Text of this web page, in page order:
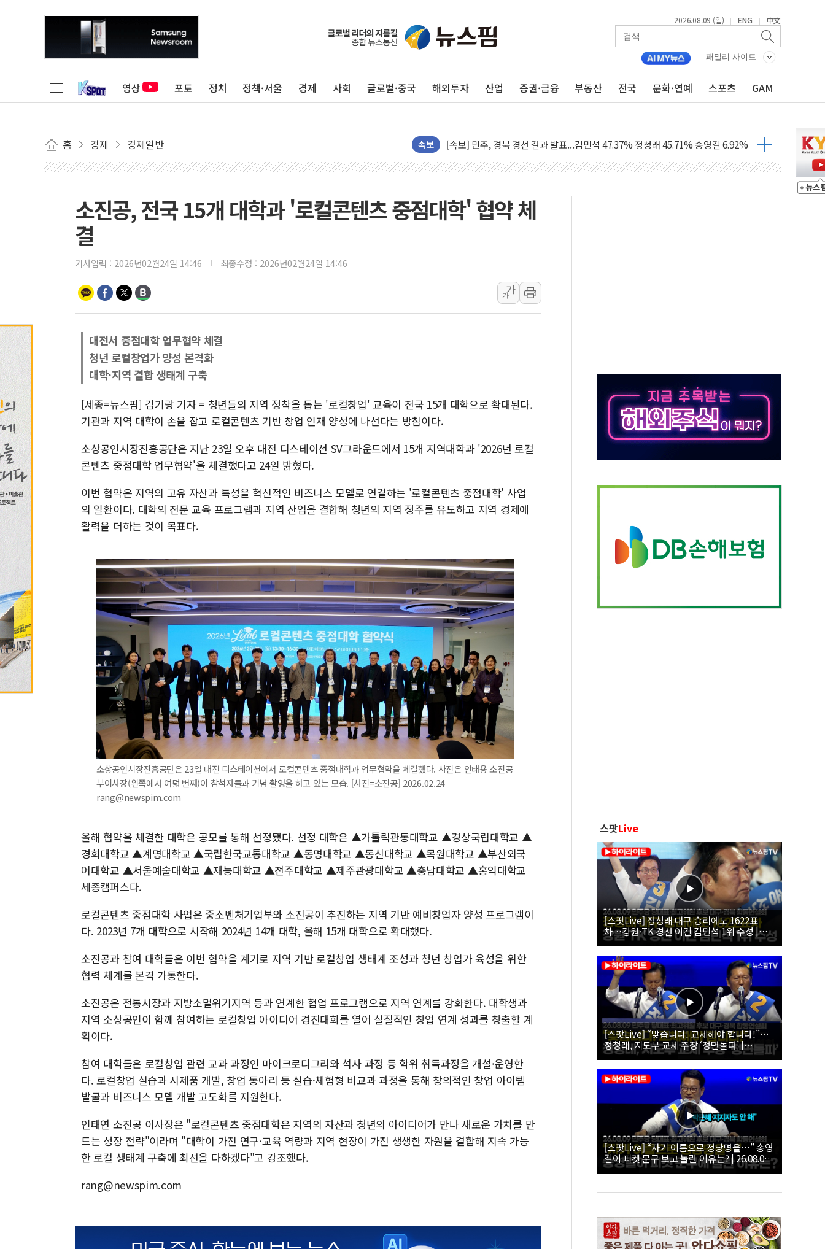
2026.08.09 (일) | ENG | 中文
패밀리 사이트
영상 포토 정치 정책·서울 경제 사회 글로벌·중국 해외투자 산업 증권·금융 부동산 전국 문화·연예 스포츠 GAM
홈 경제 경제일반 속보
125mm 폭우 쏟아진 울진...'두천~하당'·'올미골교' 차량 통행 선제 제한
평택 진위면 공장서 탱크 내부 작업 중 근로자 1명 숨져
상주 낙동강 선착장 하류서 50대 숨진 채 발견...경찰, 조사 중
[종합] 김민석, 정청래에 누적 1.48%p 차 선두 유지...金 46.01% vs 鄭 44.53%
[속보] 민주, 강원·대구·경북 경선 결과...김민석 48.54% 정청래 44.40%
[속보] 민주, 경북 경선 결과 발표...김민석 47.37% 정청래 45.71% 송영길 6.92%
최태원, 노소영에 9440억 지급 확정되나…재상고 앞두고 막판 셈법
하나금융, 명동 소상공인에 '행복상자' 전달
인천시 광복절 현수막 '태극기 거꾸로' 논란…이틀만에 철거
병무청, 보충역 전면 손질… 예술·체육요원 최대 33% 감축
홈플러스發 대형마트 판매, 역대 최대폭 감소한 9.4%↓…유통업계 양극화 심화
'호우·산사태 주의보' 울진 시간당 30mm 강한 비...호우 피해 없어
소진공, 전국 15개 대학과 '로컬콘텐츠 중점대학' 협약 체
결
기사입력 : 2026년02월24일 14:46 최종수정 : 2026년02월24일 14:46
가
가
대전서 중점대학 업무협약 체결
청년 로컬창업가 양성 본격화
대학·지역 결합 생태계 구축
[세종=뉴스핌] 김기랑 기자 = 청년들의 지역 정착을 돕는 '로컬창업' 교육이 전국 15개 대학으로 확대된다.
기관과 지역 대학이 손을 잡고 로컬콘텐츠 기반 창업 인재 양성에 나선다는 방침이다.
소상공인시장진흥공단은 지난 23일 오후 대전 디스테이션 SV그라운드에서 15개 지역대학과 '2026년 로컬
콘텐츠 중점대학 업무협약'을 체결했다고 24일 밝혔다.
이번 협약은 지역의 고유 자산과 특성을 혁신적인 비즈니스 모델로 연결하는 '로컬콘텐츠 중점대학' 사업
의 일환이다. 대학의 전문 교육 프로그램과 지역 산업을 결합해 청년의 지역 정주를 유도하고 지역 경제에
활력을 더하는 것이 목표다.
소상공인시장진흥공단은 23일 대전 디스테이션에서 로컬콘텐츠 중점대학과 업무협약을 체결했다. 사진은 안태용 소진공
부이사장(왼쪽에서 여덟 번째)이 참석자들과 기념 촬영을 하고 있는 모습. [사진=소진공] 2026.02.24
rang@newspim.com
올해 협약을 체결한 대학은 공모를 통해 선정됐다. 선정 대학은 ▲가톨릭관동대학교 ▲경상국립대학교 ▲
경희대학교 ▲계명대학교 ▲국립한국교통대학교 ▲동명대학교 ▲동신대학교 ▲목원대학교 ▲부산외국
어대학교 ▲서울예술대학교 ▲재능대학교 ▲전주대학교 ▲제주관광대학교 ▲충남대학교 ▲홍익대학교
세종캠퍼스다.
로컬콘텐츠 중점대학 사업은 중소벤처기업부와 소진공이 추진하는 지역 기반 예비창업자 양성 프로그램이
다. 2023년 7개 대학으로 시작해 2024년 14개 대학, 올해 15개 대학으로 확대했다.
소진공과 참여 대학들은 이번 협약을 계기로 지역 기반 로컬창업 생태계 조성과 청년 창업가 육성을 위한
협력 체계를 본격 가동한다.
소진공은 전통시장과 지방소멸위기지역 등과 연계한 협업 프로그램으로 지역 연계를 강화한다. 대학생과
지역 소상공인이 함께 참여하는 로컬창업 아이디어 경진대회를 열어 실질적인 창업 연계 성과를 창출할 계
획이다.
참여 대학들은 로컬창업 관련 교과 과정인 마이크로디그리와 석사 과정 등 학위 취득과정을 개설·운영한
다. 로컬창업 실습과 시제품 개발, 창업 동아리 등 실습·체험형 비교과 과정을 통해 창의적인 창업 아이템
발굴과 비즈니스 모델 개발 고도화를 지원한다.
인태연 소진공 이사장은 "로컬콘텐츠 중점대학은 지역의 자산과 청년의 아이디어가 만나 새로운 가치를 만
드는 성장 전략"이라며 "대학이 가진 연구·교육 역량과 지역 현장이 가진 생생한 자원을 결합해 지속 가능
한 로컬 생태계 구축에 최선을 다하겠다"고 강조했다.
rang@newspim.com
스팟Live
[스팟Live] 정청래 대구 승리에도 1622표
차…강원·TK 경선 이긴 김민석 1위 수성 |
26.08.09 더불어민주당 당대표·최고위원 후
보 대구·경북 합동연설회
[스팟Live] “맞습니다! 교체해야 합니다!”…
정청래, 지도부 교체 주장 ‘정면돌파’ |
26.08.09 더불어민주당 당대표·최고위원 후
보 대구·경북 합동연설회
[스팟Live] “자기 이름으로 정당명을…” 송영
길이 피켓 문구 보고 놀란 이유는? | 26.08.09
더불어민주당 당대표·최고위원 후보 대구·경